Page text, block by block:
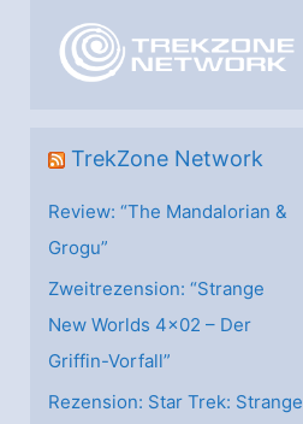
e TrekZone Network
Review: “The Mandalorian &
Grogu”
Zweitrezension: “Strange
New Worlds 4×02 – Der
Griffin-Vorfall”
Rezension: Star Trek: Strange